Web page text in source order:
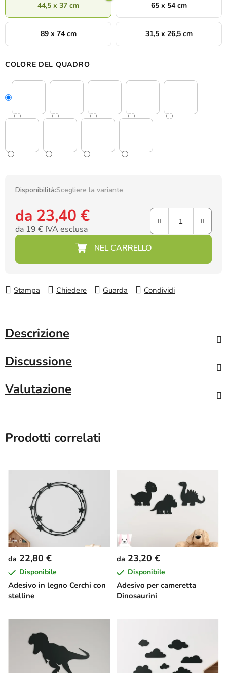
44,5 x 37 cm 65 x 54 cm
89 x 74 cm 31,5 x 26,5 cm
COLORE DEL QUADRO
Disponibilità:Scegliere la variante
da 23,40 €
da 19 € IVA esclusa
Prezzo della misura:
Stampa Chiedere Guarda Condividi
Descrizione
Discussione
Valutazione
Prodotti correlati
Adesivo in legno Cerchi con
stelline
da 22,80 €
Disponibile
Adesivo per cameretta
Dinosaurini
da 23,20 €
Disponibile